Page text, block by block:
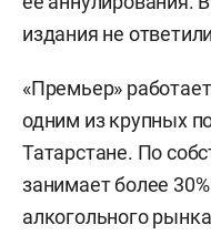
издания не
«Премьер»
одним из крупных
Татарстане. По
занимает более
алкогольного